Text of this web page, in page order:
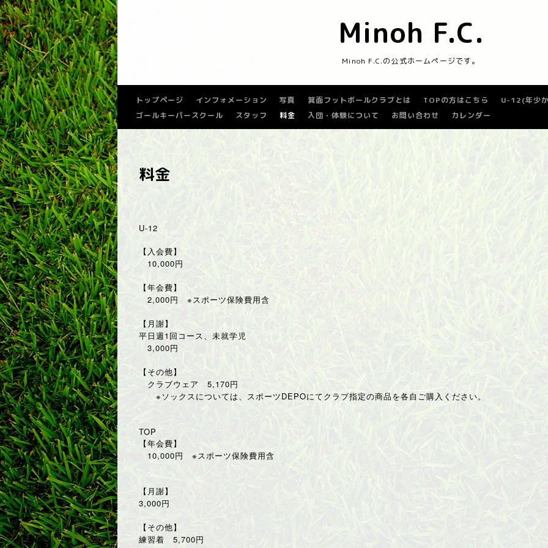
Minoh F.C.
Minoh F.C.の公式ホームページです。
トップページ インフォメーション 写真 箕面フットボールクラブとは TOPの方はこちら
U-12(年少
ゴールキーパースクール
スタッフ 料金 入団・体験について お問い合わせ カレンダー
料金
U-12
【入会費】
10,000円
【年会費】
2,000円 ※スポーツ保険費用含
【月謝】
平日週1回コース、未就学児
3,000円
【その他】
クラブウェア 5,170円
※ソックスについては、スポーツDEPOにてクラブ指定の商品を各自ご購入ください。
TOP
【年会費】
10,000円 ※スポーツ保険費用含
【月謝】
3,000円
【その他】
練習着 5,700円